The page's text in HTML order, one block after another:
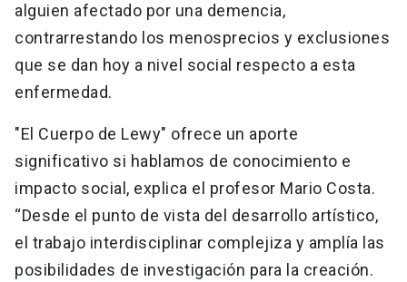
alguien afectado por una demencia,
contrarrestando los menosprecios y exclusiones
que se dan hoy a nivel social respecto a esta
enfermedad.
"El Cuerpo de Lewy" ofrece un aporte
significativo si hablamos de conocimiento e
impacto social, explica el profesor Mario Costa.
“Desde el punto de vista del desarrollo artístico,
el trabajo interdisciplinar complejiza y amplía las
posibilidades de investigación para la creación.